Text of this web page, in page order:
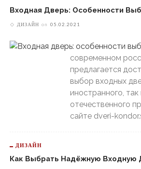
Входная Дверь: Особенности
ДИЗАЙН on 05.02.2021
современном
предлагается
выбор входных
иностранного, так
отечественного
сайте dveri-
ДИЗАЙН
Как Выбрать Надёжную Входную